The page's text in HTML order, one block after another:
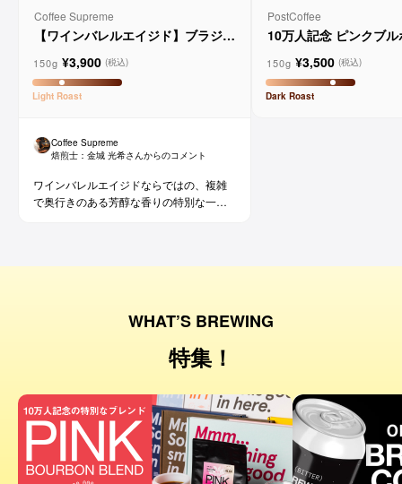
Coffee Supreme
【ワインバレルエイジド】ブラジル
ョ
150g ¥3,900 (税込)
Light Roast
Coffee Supreme
焙煎士： 金城 光希さんからのコメント
ワインバレルエイジドならではの、複雑
で奥行きのある芳醇な香りの特別な一杯
PostCoffee
10万人記念 ピンクブ
150g ¥3,500 (税込)
Dark Roast
WHAT’S BREWING
特集！